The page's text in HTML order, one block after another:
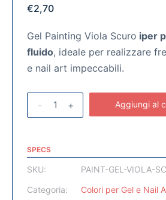
€2,70
Gel Painting Viola Scuro iper
fluido, ideale per realizzare
e nail art impeccabili.
- + Aggiungi al
SPECS
SKU:
PAINT-GEL-VIOLA-SC
Categoria:
Colori per Gel e Nail